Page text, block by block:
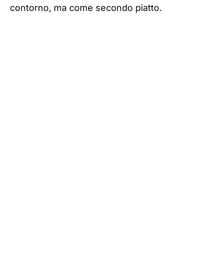
contorno, ma come secondo piatto.